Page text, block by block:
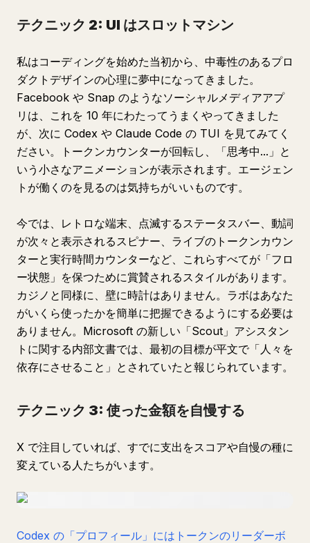
テクニック 2: UI はスロットマシン
私はコーディングを始めた当初から、中毒性のあるプロ
ダクトデザインの心理に夢中になってきました。
Facebook や Snap のようなソーシャルメディアアプ
リは、これを 10 年にわたってうまくやってきました
が、次に Codex や Claude Code の TUI を見てみてく
ださい。トークンカウンターが回転し、「思考中...」と
いう小さなアニメーションが表示されます。エージェン
トが働くのを見るのは気持ちがいいものです。
今では、レトロな端末、点滅するステータスバー、動詞
が次々と表示されるスピナー、ライブのトークンカウン
ターと実行時間カウンターなど、これらすべてが「フロ
ー状態」を保つために賞賛されるスタイルがあります。
カジノと同様に、壁に時計はありません。ラボはあなた
がいくら使ったかを簡単に把握できるようにする必要は
ありません。Microsoft の新しい「Scout」アシスタン
トに関する内部文書では、最初の目標が平文で「人々を
依存にさせること」とされていたと報じられています。
テクニック 3: 使った金額を自慢する
X で注目していれば、すでに支出をスコアや自慢の種に
変えている人たちがいます。
Codex の「プロフィール」にはトークンのリーダーボ